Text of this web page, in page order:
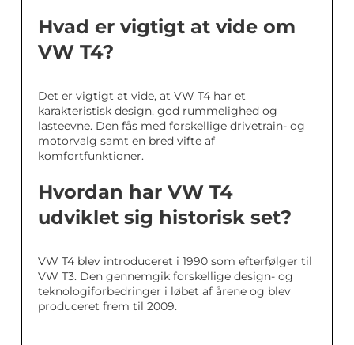
Hvad er vigtigt at vide om
VW T4?
Det er vigtigt at vide, at VW T4 har et
karakteristisk design, god rummelighed og
lasteevne. Den fås med forskellige drivetrain- og
motorvalg samt en bred vifte af
komfortfunktioner.
Hvordan har VW T4
udviklet sig historisk set?
VW T4 blev introduceret i 1990 som efterfølger til
VW T3. Den gennemgik forskellige design- og
teknologiforbedringer i løbet af årene og blev
produceret frem til 2009.